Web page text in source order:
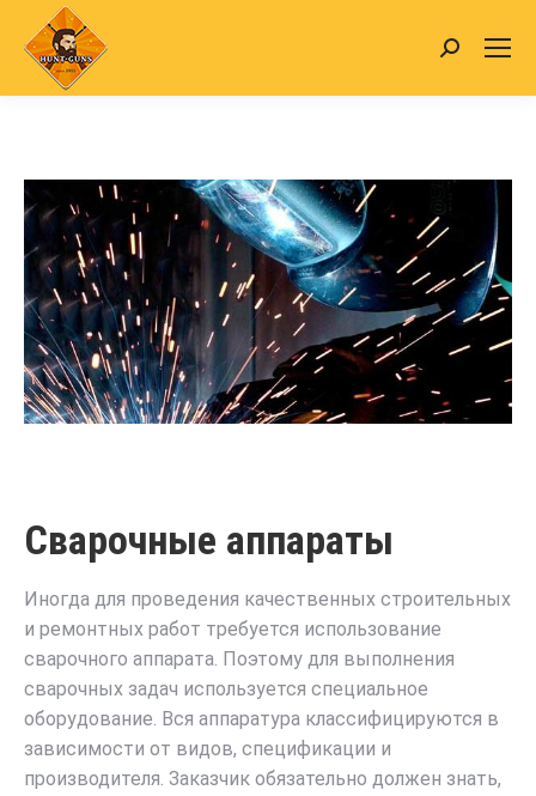
Search:
Сварочные аппараты
Иногда для проведения качественных строительных
и ремонтных работ требуется использование
сварочного аппарата. Поэтому для выполнения
сварочных задач используется специальное
оборудование. Вся аппаратура классифицируются в
зависимости от видов, спецификации и
производителя. Заказчик обязательно должен знать,